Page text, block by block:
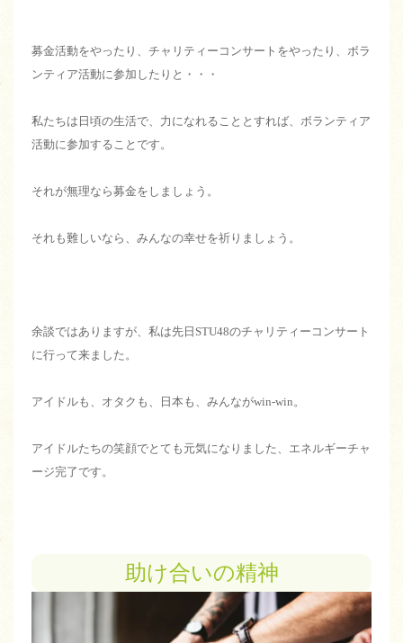
募金活動をやったり、チャリティーコンサートをやったり、ボラ
ンティア活動に参加したりと・・・
私たちは日頃の生活で、力になれることとすれば、ボランティア
活動に参加することです。
それが無理なら募金をしましょう。
それも難しいなら、みんなの幸せを祈りましょう。
余談ではありますが、私は先日STU48のチャリティーコンサート
に行って来ました。
アイドルも、オタクも、日本も、みんながwin-win。
アイドルたちの笑顔でとても元気になりました、エネルギーチャ
ージ完了です。
助け合いの精神